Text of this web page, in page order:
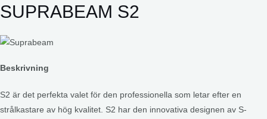
SUPRABEAM S2
Beskrivning
S2 är det perfekta valet för den professionella som letar efter en
strålkastare av hög kvalitet. S2 har den innovativa designen av S-